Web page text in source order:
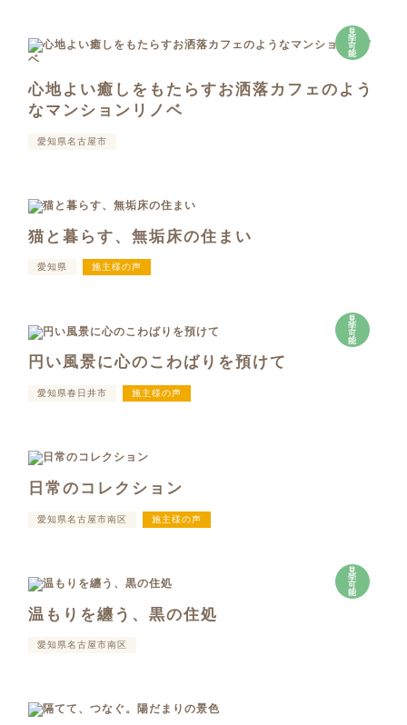
見
学
可
能
心地よい癒しをもたらすお洒落カフェのよう
なマンションリノベ
愛知県名古屋市
猫と暮らす、無垢床の住まい
愛知県 施主様の声
見
学
可
能
円い風景に心のこわばりを預けて
愛知県春日井市 施主様の声
日常のコレクション
愛知県名古屋市南区 施主様の声
見
学
可
能
温もりを纏う、黒の住処
愛知県名古屋市南区